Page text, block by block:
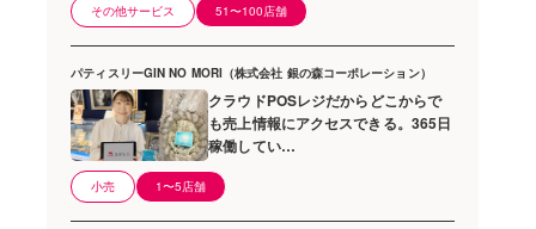
その他サービス 51〜100店舗
パティスリーGIN NO MORI（株式会社 銀の森コーポレーション）
クラウドPOSレジだからどこからで
も売上情報にアクセスできる。365日
稼働してい…
小売 1〜5店舗